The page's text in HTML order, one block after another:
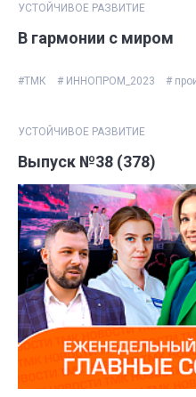
УСТОЙЧИВОЕ РАЗВИТИЕ
В гармонии с миром
#ТМК # ИННОПРОМ_2023 #
УСТОЙЧИВОЕ РАЗВИТИЕ
Выпуск №38 (378)